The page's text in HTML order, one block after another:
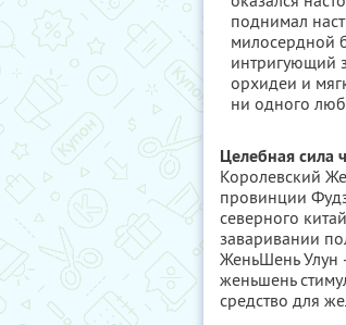
поднимал
милосердной
интригующий
орхидеи и
ни одного
Целебная сила
Королевский
провинции
северного
заваривании
ЖеньШень Улун
женьшень
средство для